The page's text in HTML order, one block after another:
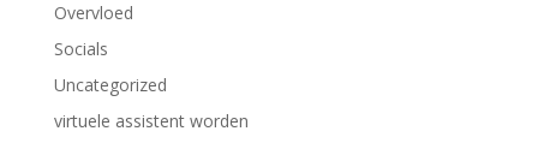
Overvloed
Socials
Uncategorized
virtuele assistent worden